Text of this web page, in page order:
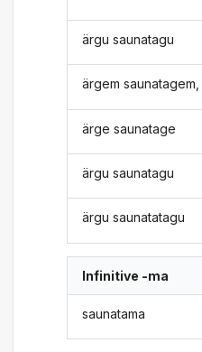
ärgu saunatagu
ärgem
ärge saunatage
ärgu saunatagu
ärgu saunatatagu
Infinitive -ma
saunatama